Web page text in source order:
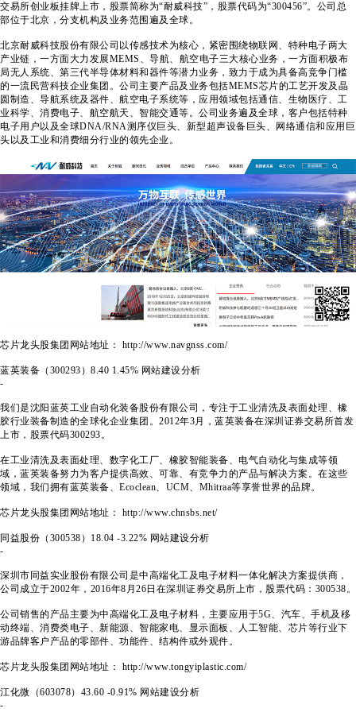
交易所创业板挂牌上市，股票简称为“耐威科技”，股票代码为“300456”。公司总
部位于北京，分支机构及业务范围遍及全球。
北京耐威科技股份有限公司以传感技术为核心，紧密围绕物联网、特种电子两大
产业链，一方面大力发展MEMS、导航、航空电子三大核心业务，一方面积极布
局无人系统、第三代半导体材料和器件等潜力业务，致力于成为具备高竞争门槛
的一流民营科技企业集团。公司主要产品及业务包括MEMS芯片的工艺开发及晶
圆制造、导航系统及器件、航空电子系统等，应用领域包括通信、生物医疗、工
业科学、消费电子、航空航天、智能交通等。公司业务遍及全球，客户包括特种
电子用户以及全球DNA/RNA测序仪巨头、新型超声设备巨头、网络通信和应用巨
头以及工业和消费细分行业的领先企业。
芯片龙头股集团网站地址： http://www.navgnss.com/
蓝英装备（300293） 8.40 1.45% 网站建设分析
-
我们是沈阳蓝英工业自动化装备股份有限公司，专注于工业清洗及表面处理、橡
胶行业装备制造的全球化企业集团。2012年3月，蓝英装备在深圳证券交易所首发
上市，股票代码300293。
在工业清洗及表面处理、数字化工厂、橡胶智能装备、电气自动化与集成等领
域，蓝英装备努力为客户提供高效、可靠、有竞争力的产品与解决方案。在这些
领域，我们拥有蓝英装备、Ecoclean、UCM、Mhitraa等享誉世界的品牌。
芯片龙头股集团网站地址： http://www.chnsbs.net/
同益股份（300538） 18.04 -3.22% 网站建设分析
-
深圳市同益实业股份有限公司是中高端化工及电子材料一体化解决方案提供商，
公司成立于2002年，2016年8月26日在深圳证券交易所上市，股票代码：300538。
公司销售的产品主要为中高端化工及电子材料，主要应用于5G、汽车、手机及移
动终端、消费类电子、新能源、智能家电、显示面板、人工智能、芯片等行业下
游品牌客户产品的零部件、功能件、结构件或外观件。
芯片龙头股集团网站地址： http://www.tongyiplastic.com/
江化微（603078） 43.60 -0.91% 网站建设分析
-